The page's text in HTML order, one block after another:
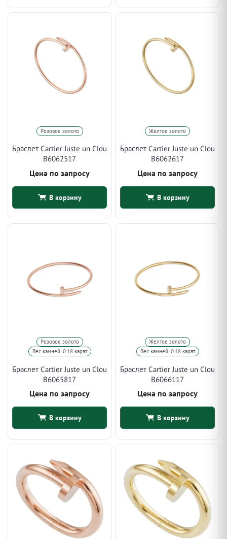
Розовое золото
Браслет Cartier Juste un Clou
B6062517
Цена по запросу
В корзину
Желтое золото
Браслет Cartier Juste un Clou
B6062617
Цена по запросу
В корзину
Розовое золото
Вес камней: 0.18 карат
Браслет Cartier Juste un Clou
B6065817
Цена по запросу
В корзину
Желтое золото
Вес камней: 0.18 карат
Браслет Cartier Juste un Clou
B6066117
Цена по запросу
В корзину